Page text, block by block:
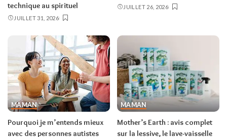
technique au spirituel
JUILLET 31, 2026
JUILLET 26, 2026
MAMAN
Pourquoi je m’entends mieux
avec des personnes autistes
MAMAN
Mother’s Earth : avis complet
sur la lessive, le lave-vaisselle